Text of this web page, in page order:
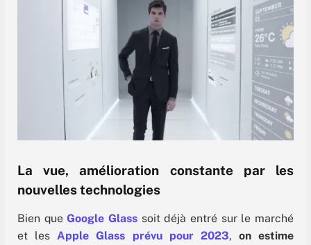
La vue, amélioration constante par les
nouvelles technologies
Bien queGoogle Glass soit déjà entré sur le marché
et les Apple Glass prévu pour 2023, on estime